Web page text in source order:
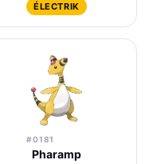
ÉLECTRIK
#0181
Pharamp